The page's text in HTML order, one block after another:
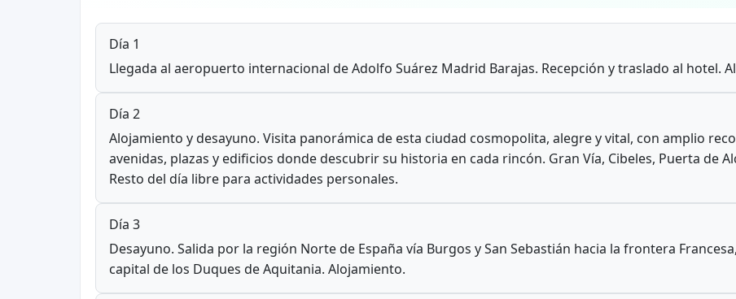
Día 1
Llegada al aeropuerto internacional de Adolfo Suárez Madrid Barajas. Recepción y traslado al hotel.
Día 2
Alojamiento y desayuno. Visita panorámica de esta ciudad cosmopolita, alegre y vital, con amplio
avenidas, plazas y edificios donde descubrir su historia en cada rincón. Gran Vía, Cibeles, Puerta de
Resto del día libre para actividades personales.
Día 3
Desayuno. Salida por la región Norte de España vía Burgos y San Sebastián hacia la frontera
capital de los Duques de Aquitania. Alojamiento.